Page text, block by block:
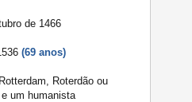
de 1466
(69 anos)
Roterdão ou
um humanista